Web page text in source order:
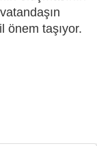
önem taşıyor.